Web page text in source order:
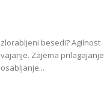
besedi? Agilnost
Zajema prilagajanje